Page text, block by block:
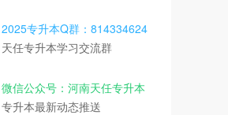
2025专升本Q群：814334624
天任专升本学习交流群
微信公众号：河南天任专升本
专升本最新动态推送